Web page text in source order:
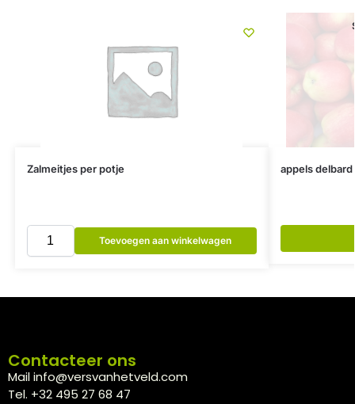
Zalmeitjes per potje
Toevoegen aan winkelwagen
appels
Contacteer ons
Mail info@versvanhetveld.com
Tel. +32 495 27 68 47